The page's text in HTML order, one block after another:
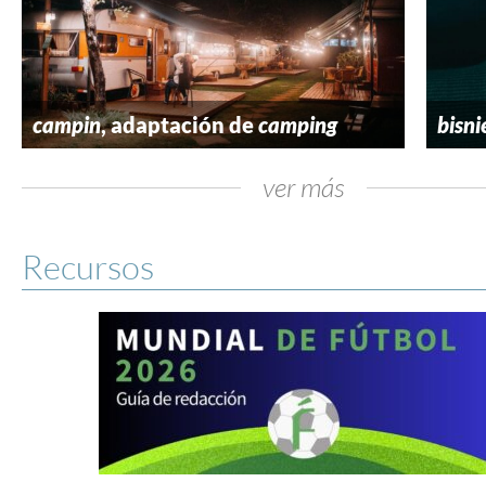
campin, adaptación decamping
ver más
Recursos